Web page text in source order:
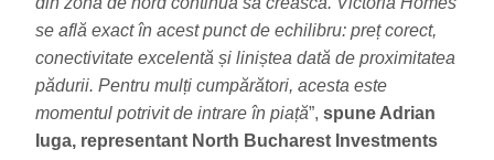
se află exact în acest punct de echilibru: preț corect,
conectivitate excelentă și liniștea dată de proximitatea
pădurii. Pentru mulți cumpărători, acesta este
momentul potrivit de intrare în piață”, spune Adrian
Iuga, representant North Bucharest Investments